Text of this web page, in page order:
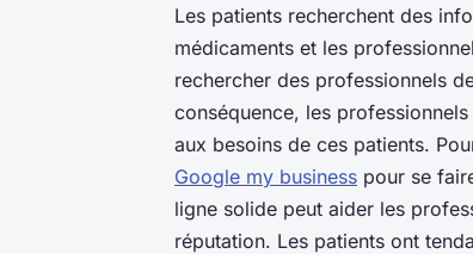
Les patients recherchent des
médicaments et les
rechercher des professionnels
conséquence, les
aux besoins de ces patients.
Google my business pour se
ligne solide peut aider les
réputation. Les patients ont